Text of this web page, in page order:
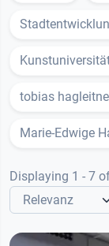
tobias
Marie-Edwige
Displaying 1 - 7